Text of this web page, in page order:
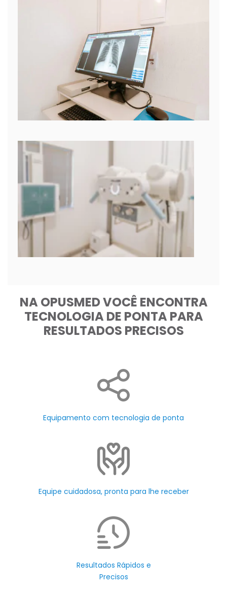
NA OPUSMED VOCÊ ENCONTRA
TECNOLOGIA DE PONTA PARA
RESULTADOS PRECISOS
Equipamento com tecnologia de ponta
Equipe cuidadosa, pronta para lhe receber
Resultados Rápidos e
Precisos